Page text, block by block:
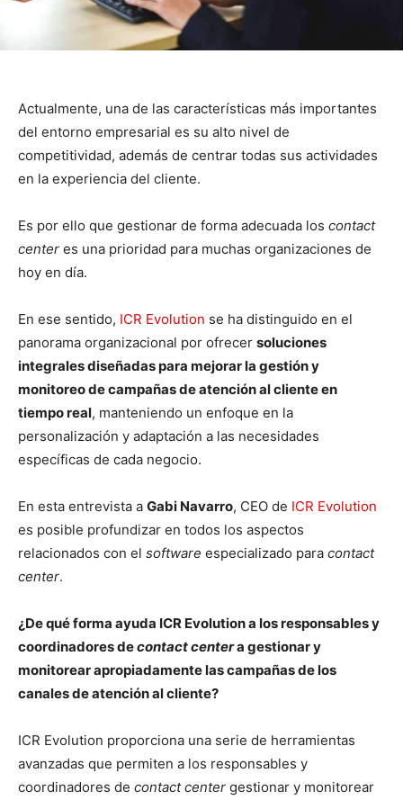
Actualmente, una de las características más importantes
del entorno empresarial es su alto nivel de
competitividad, además de centrar todas sus actividades
en la experiencia del cliente.
Es por ello que gestionar de forma adecuada los contact
center es una prioridad para muchas organizaciones de
hoy en día.
En ese sentido, ICR Evolution se ha distinguido en el
panorama organizacional por ofrecer soluciones
integrales diseñadas para mejorar la gestión y
monitoreo de campañas de atención al cliente en
tiempo real, manteniendo un enfoque en la
personalización y adaptación a las necesidades
específicas de cada negocio.
En esta entrevista a Gabi Navarro, CEO de ICR Evolution
es posible profundizar en todos los aspectos
relacionados con el software especializado para contact
center.
¿De qué forma ayuda ICR Evolution a los responsables y
coordinadores decontact centera gestionar y
monitorear apropiadamente las campañas de los
canales de atención al cliente?
ICR Evolution proporciona una serie de herramientas
avanzadas que permiten a los responsables y
coordinadores de contact center gestionar y monitorear